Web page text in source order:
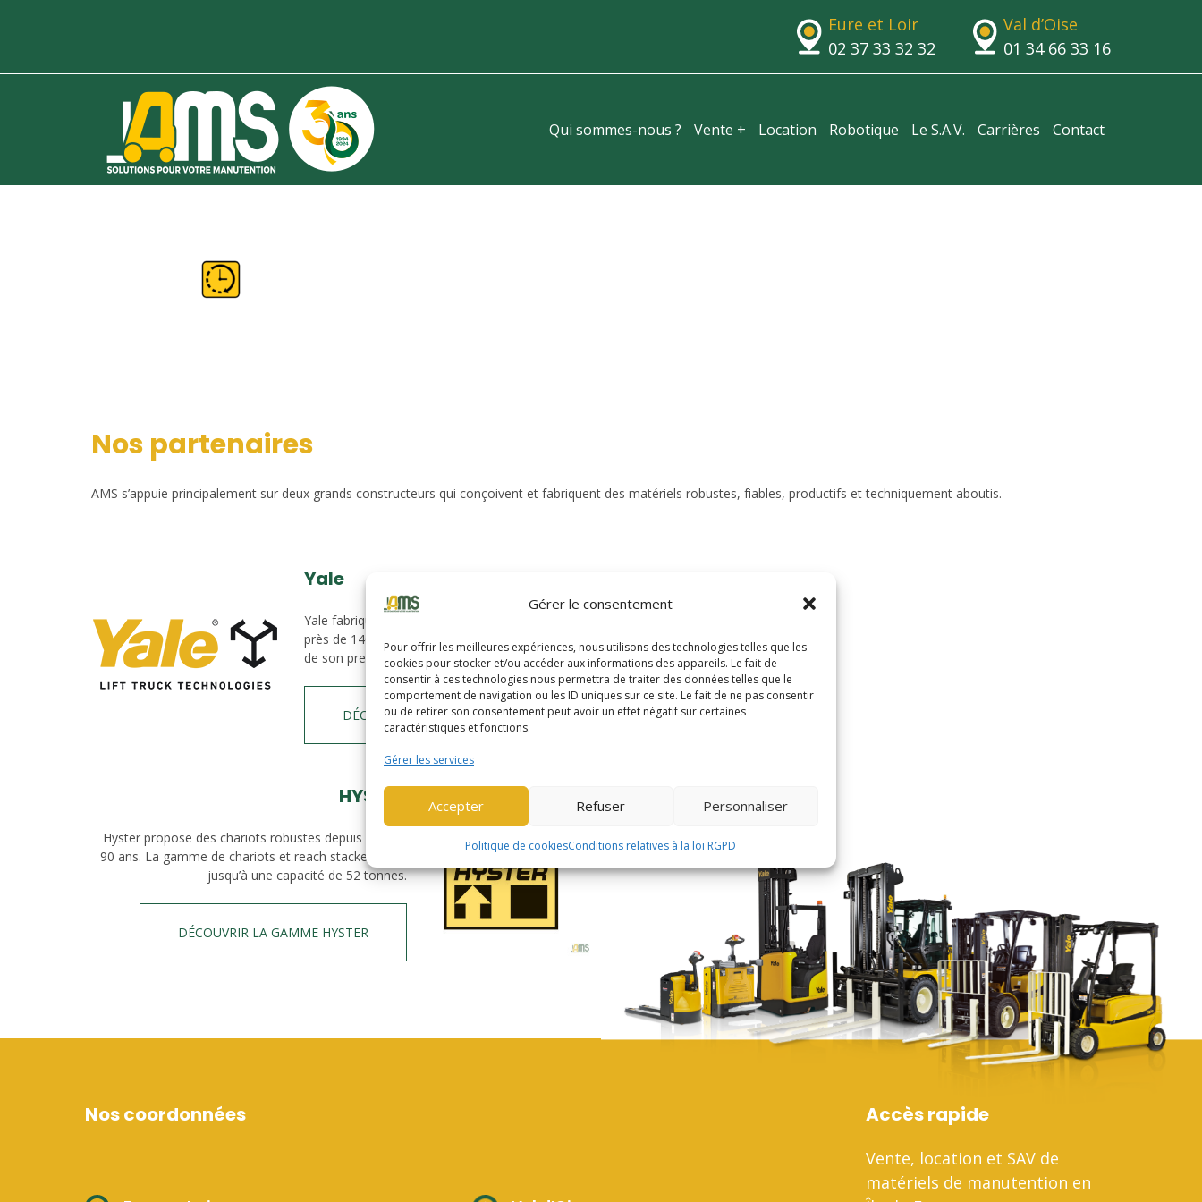
Gérer le consentement
Pour offrir les meilleures expériences, nous utilisons des technologies telles que les
cookies pour stocker et/ou accéder aux informations des appareils. Le fait de
consentir à ces technologies nous permettra de traiter des données telles que le
comportement de navigation ou les ID uniques sur ce site. Le fait de ne pas consentir
ou de retirer son consentement peut avoir un effet négatif sur certaines
caractéristiques et fonctions.
Gérer les services
Accepter Refuser Personnaliser
Politique de cookiesConditions relatives à la loi RGPD
Eure et Loir
02 37 33 32 32
Val d’Oise
01 34 66 33 16
Qui sommes-nous ? Vente + Location Robotique Le S.A.V. Carrières Contact
Nos partenaires
AMS s’appuie principalement sur deux grands constructeurs qui conçoivent et fabriquent des matériels robustes, fiables, productifs et techniquement aboutis.
Yale
Yale fabrique du matériel de manutention depuis
près de 140 ans. En 2020, Yale a fêté les 100 ans
de son premier chariot élévateur électrique.
DÉCOUVRIR LA GAMME YALE
HYSTER
Hyster propose des chariots robustes depuis plus de
90 ans. La gamme de chariots et reach stacker allant
jusqu’à une capacité de 52 tonnes.
DÉCOUVRIR LA GAMME HYSTER
Nos coordonnées Accès rapide
Vente, location et SAV de
matériels de manutention en